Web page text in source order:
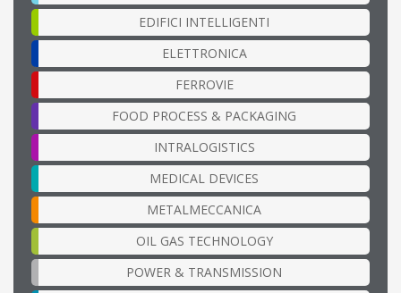
EDIFICI INTELLIGENTI
ELETTRONICA
FERROVIE
FOOD PROCESS & PACKAGING
INTRALOGISTICS
MEDICAL DEVICES
METALMECCANICA
OIL GAS TECHNOLOGY
POWER & TRANSMISSION